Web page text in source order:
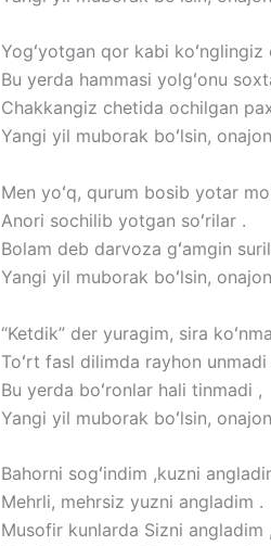
Yogʻyotgan qor kabi koʻnglingiz
Bu yerda hammasi yolgʻonu
Chakkangiz chetida ochilgan
Yangi yil muborak boʻlsin,
Men yoʻq, qurum bosib yotar
Anori sochilib yotgan soʻrilar .
Bolam deb darvoza gʻamgin
Yangi yil muborak boʻlsin,
“Ketdik” der yuragim, sira
Toʻrt fasl dilimda rayhon unmadi
Bu yerda boʻronlar hali tinmadi ,
Yangi yil muborak boʻlsin,
Bahorni sogʻindim ,kuzni
Mehrli, mehrsiz yuzni angladim .
Musofir kunlarda Sizni angladim ,